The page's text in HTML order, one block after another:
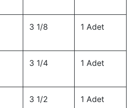
3 1/8 1 Adet
3 1/4 1 Adet
3 1/2 1 Adet